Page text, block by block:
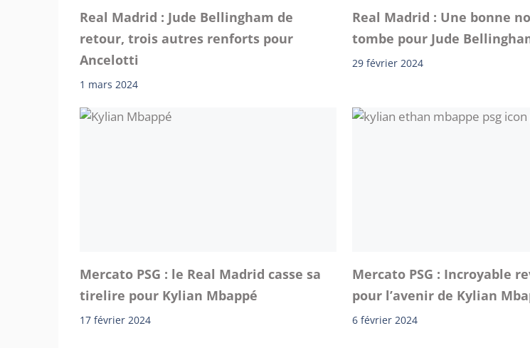
Real Madrid : Jude Bellingham de
retour, trois autres renforts pour
Ancelotti
1 mars 2024
Real Madrid : Une bonne
tombe pour Jude
29 février 2024
Mercato PSG : le Real Madrid casse sa
tirelire pour Kylian Mbappé
17 février 2024
Mercato PSG : Incroyable
pour l’avenir de Kylian
6 février 2024